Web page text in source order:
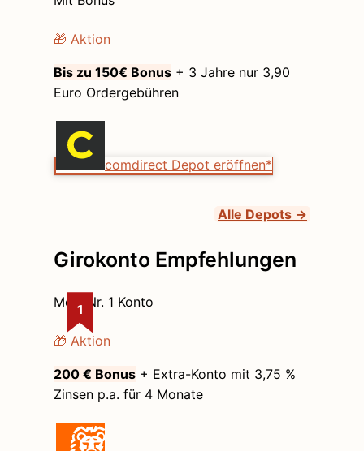
🎁 Aktion
Bis zu 150€ Bonus + 3 Jahre nur 3,90
Euro Ordergebühren
comdirect Depot eröffnen*
Alle Depots →
Girokonto Empfehlungen
1
Mein Nr. 1 Konto
🎁 Aktion
200 € Bonus + Extra-Konto mit 3,75 %
Zinsen p.a. für 4 Monate